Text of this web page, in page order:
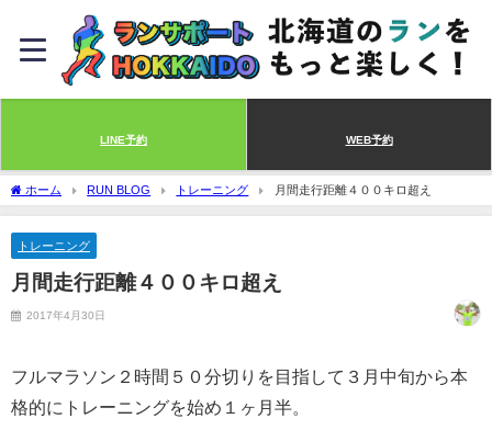
LINE予約 WEB予約
ホーム RUN BLOG トレーニング 月間走行距離４００キロ超え
トレーニング
月間走行距離４００キロ超え
2017年4月30日
フルマラソン２時間５０分切りを目指して３月中旬から本
格的にトレーニングを始め１ヶ月半。